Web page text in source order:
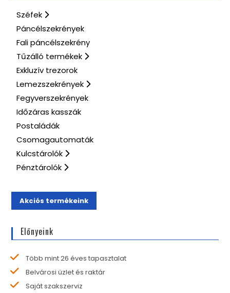
Széfek
Páncélszekrények
Fali páncélszekrény
Tűzálló termékek
Exkluzív trezorok
Lemezszekrények
Fegyverszekrények
Időzáras kasszák
Postaládák
Csomagautomaták
Kulcstárolók
Pénztárolók
Akciós termékeink
Előnyeink
Több mint 26 éves tapasztalat
Belvárosi üzlet és raktár
Saját szakszerviz